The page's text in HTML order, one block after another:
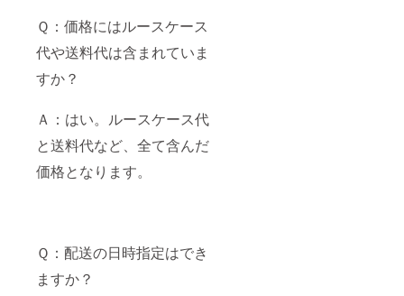
Ｑ：価格にはルースケース
代や送料代は含まれていま
すか？
Ａ：はい。ルースケース代
と送料代など、全て含んだ
価格となります。
Ｑ：配送の日時指定はでき
ますか？